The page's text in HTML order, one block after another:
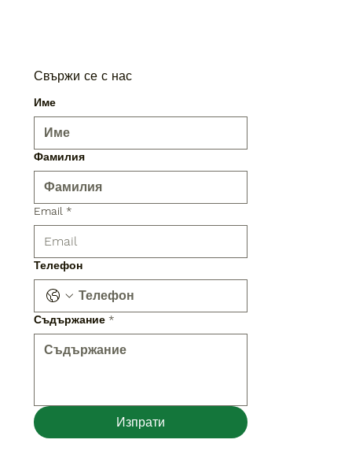
Свържи се с нас
Име
Фамилия
Email *
Телефон
Съдържание *
Изпрати